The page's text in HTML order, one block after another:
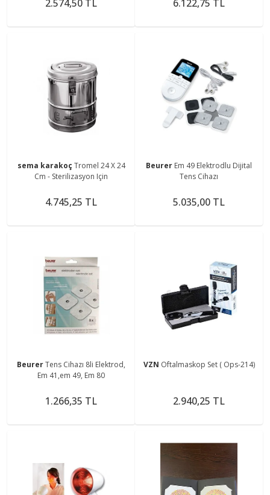
2.574,50 TL 6.122,75 TL
sema karakoç Tromel 24 X 24
Cm - Sterilizasyon Için
4.745,25 TL
Beurer Em 49 Elektrodlu Dijital
Tens Cihazı
5.035,00 TL
BeurerTens Cihazı 8li Elektrod,
Em 41,em 49, Em 80
1.266,35 TL
VZN Oftalmaskop Set ( Ops-214)
2.940,25 TL